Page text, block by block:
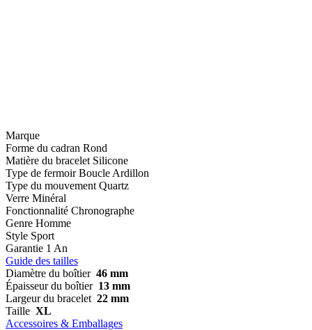
Marque
Forme du cadran Rond
Matière du bracelet Silicone
Type de fermoir Boucle Ardillon
Type du mouvement Quartz
Verre Minéral
Fonctionnalité Chronographe
Genre Homme
Style Sport
Garantie 1 An
Guide des tailles
Diamètre du boîtier 46 mm
Épaisseur du boîtier 13 mm
Largeur du bracelet 22 mm
Taille XL
Accessoires & Emballages